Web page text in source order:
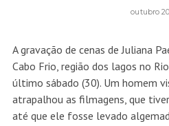
outubro
A gravação de cenas de Juliana
Cabo Frio, região dos lagos no
último sábado (30). Um homem
atrapalhou as filmagens, que
até que ele fosse levado